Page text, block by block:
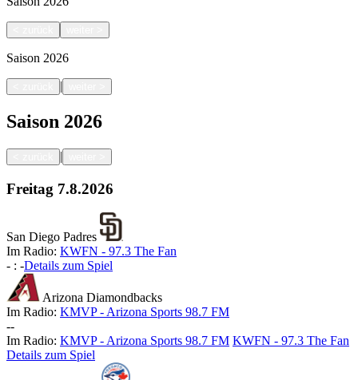
Saison 2026
|
Saison 2026
|
Freitag 7.8.2026
San Diego Padres
Im Radio: KWFN - 97.3 The Fan
- : -Details zum Spiel
Arizona Diamondbacks
Im Radio: KMVP - Arizona Sports 98.7 FM
--
Im Radio: KMVP - Arizona Sports 98.7 FM KWFN - 97.3 The Fan
Details zum Spiel